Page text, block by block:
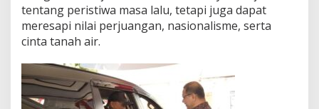
tentang peristiwa masa lalu, tetapi juga dapat
meresapi nilai perjuangan, nasionalisme, serta
cinta tanah air.